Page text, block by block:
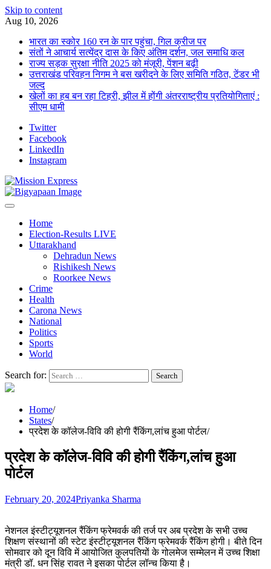
Skip to content
Aug 10, 2026
भारत का स्कोर 160 रन के पार पहुंचा, गिल क्रीज पर
संतों ने आचार्य सत्येंद्र दास के किए अंतिम दर्शन, जल समाधि कल
राज्य सड़क सुरक्षा नीति 2025 को मंजूरी, पेंशन बढ़ी
उत्तराखंड परिवहन निगम ने बस खरीदने के लिए समिति गठित, टेंडर भी
जल्द
खेलों का हब बन रहा टिहरी, झील में होंगी अंतरराष्ट्रीय प्रतियोगिताएं :
सीएम धामी
Twitter
Facebook
LinkedIn
Instagram
Home
Election-Results LIVE
Uttarakhand
Dehradun News
Rishikesh News
Roorkee News
Crime
Health
Carona News
National
Politics
Sports
World
Search for:
Home
States
प्रदेश के कॉलेज-विवि की होगी रैंकिंग,लांच हुआ पोर्टल
प्रदेश के कॉलेज-विवि की होगी रैंकिंग,लांच हुआ
पोर्टल
February 20, 2024Priyanka Sharma
नेशनल इंस्टीट्यूशनल रैंकिंग फ्रेमवर्क की तर्ज पर अब प्रदेश के सभी उच्च
शिक्षण संस्थानों की स्टेट इंस्टीट्यूशनल रैंकिंग फ्रेमवर्क रैंकिंग होगी। बीते दिन
सोमवार को दून विवि में आयोजित कुलपतियों के गोलमेज सम्मेलन में उच्च शिक्षा
मंत्री डॉ. धन सिंह रावत ने इसका पोर्टल लॉन्च किया है।